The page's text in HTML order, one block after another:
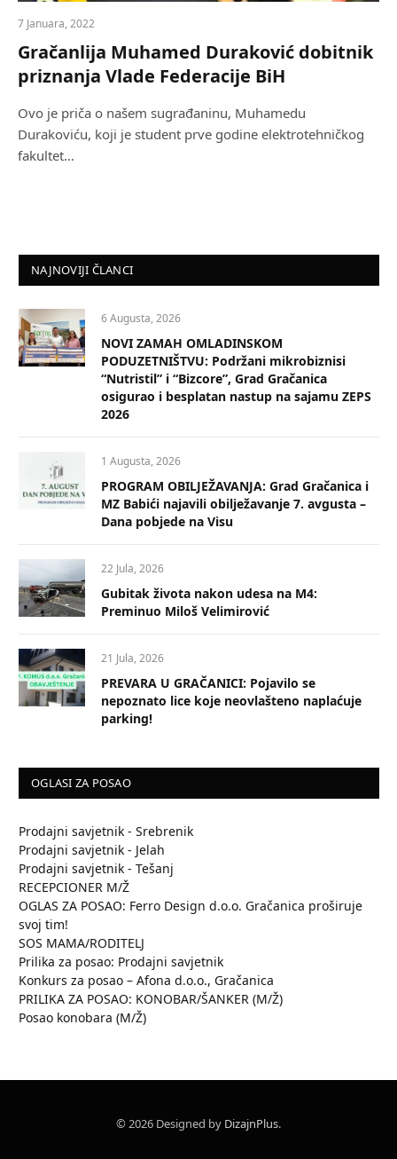
7 Januara, 2022
Gračanlija Muhamed Duraković dobitnik
priznanja Vlade Federacije BiH
Ovo je priča o našem sugrađaninu, Muhamedu
Durakoviću, koji je student prve godine elektrotehničkog
fakultet…
NAJNOVIJI ČLANCI
6 Augusta, 2026
NOVI ZAMAH OMLADINSKOM
PODUZETNIŠTVU: Podržani mikrobiznisi
“Nutristil” i “Bizcore”, Grad Gračanica
osigurao i besplatan nastup na sajamu ZEPS
2026
1 Augusta, 2026
PROGRAM OBILJEŽAVANJA: Grad Gračanica i
MZ Babići najavili obilježavanje 7. avgusta –
Dana pobjede na Visu
22 Jula, 2026
Gubitak života nakon udesa na M4:
Preminuo Miloš Velimirović
21 Jula, 2026
PREVARA U GRAČANICI: Pojavilo se
nepoznato lice koje neovlašteno naplaćuje
parking!
OGLASI ZA POSAO
Prodajni savjetnik - Srebrenik
Prodajni savjetnik - Jelah
Prodajni savjetnik - Tešanj
RECEPCIONER M/Ž
OGLAS ZA POSAO: Ferro Design d.o.o. Gračanica proširuje
svoj tim!
SOS MAMA/RODITELJ
Prilika za posao: Prodajni savjetnik
Konkurs za posao – Afona d.o.o., Gračanica
PRILIKA ZA POSAO: KONOBAR/ŠANKER (M/Ž)
Posao konobara (M/Ž)
© 2026 Designed by DizajnPlus.